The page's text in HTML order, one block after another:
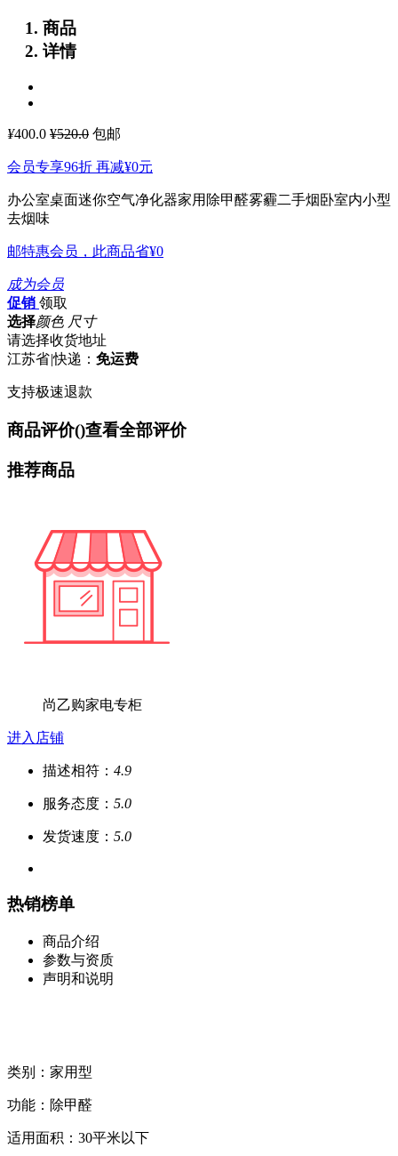
商品
详情
¥400.0 ¥520.0 包邮
会员专享96折 再减¥0元
办公室桌面迷你空气净化器家用除甲醛雾霾二手烟卧室内小型
去烟味
邮特惠会员，此商品省¥0
成为会员
促销 领取
选择颜色 尺寸
请选择收货地址
江苏省|快递： 免运费
支持极速退款
商品评价()查看全部评价
推荐商品
尚乙购家电专柜
进入店铺
描述相符： 4.9
服务态度： 5.0
发货速度： 5.0
热销榜单
商品介绍
参数与资质
声明和说明
类别：家用型
功能：除甲醛
适用面积：30平米以下